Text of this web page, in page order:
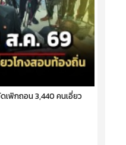
เพิกถอน 3,440 คนเอี่ยว